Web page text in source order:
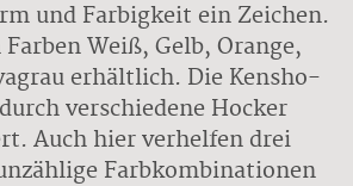
und Farbigkeit ein Zeichen.
Weiß, Gelb, Orange,
erhältlich. Die Kensho-
verschiedene Hocker
Auch hier verhelfen drei
Farbkombinationen